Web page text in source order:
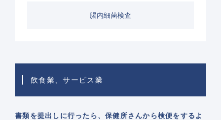
腸内細菌検査
飲食業、サービス業
書類を提出しに行ったら、保健所さんから検便をするよ